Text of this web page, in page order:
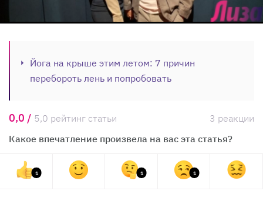
Йога на крыше этим летом: 7 причин
перебороть лень и попробовать
0,0 / 5,0 рейтинг статьи
3 реакции
Какое впечатление произвела на вас эта статья?
1 1 1